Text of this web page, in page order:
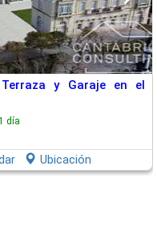
y Garaje en el
día
Ubicación